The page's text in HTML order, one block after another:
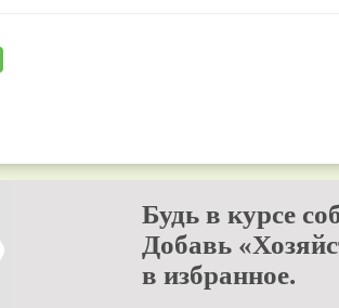
Будь в курсе
Добавь
в избранное.